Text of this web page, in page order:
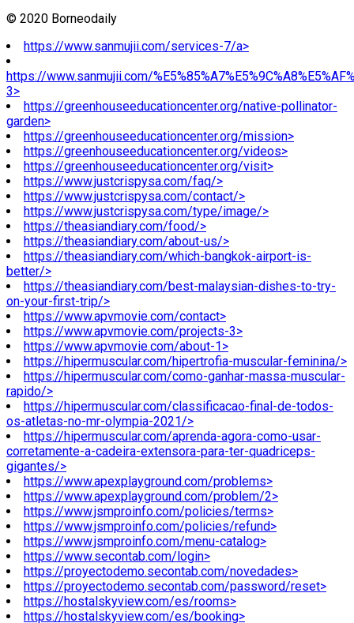
© 2020 Borneodaily
https://www.sanmujii.com/services-7/a>
https://www.sanmujii.com/
3>
https://greenhouseeducationcenter.org/native-pollinator-
garden>
https://greenhouseeducationcenter.org/mission>
https://greenhouseeducationcenter.org/videos>
https://greenhouseeducationcenter.org/visit>
https://www.justcrispysa.com/faq/>
https://www.justcrispysa.com/contact/>
https://www.justcrispysa.com/type/image/>
https://theasiandiary.com/food/>
https://theasiandiary.com/about-us/>
https://theasiandiary.com/which-bangkok-airport-is-
better/>
https://theasiandiary.com/best-malaysian-dishes-to-try-
on-your-first-trip/>
https://www.apvmovie.com/contact>
https://www.apvmovie.com/projects-3>
https://www.apvmovie.com/about-1>
https://hipermuscular.com/hipertrofia-muscular-feminina/>
https://hipermuscular.com/como-ganhar-massa-muscular-
rapido/>
https://hipermuscular.com/classificacao-final-de-todos-
os-atletas-no-mr-olympia-2021/>
https://hipermuscular.com/aprenda-agora-como-usar-
corretamente-a-cadeira-extensora-para-ter-quadriceps-
gigantes/>
https://www.apexplayground.com/problems>
https://www.apexplayground.com/problem/2>
https://www.jsmproinfo.com/policies/terms>
https://www.jsmproinfo.com/policies/refund>
https://www.jsmproinfo.com/menu-catalog>
https://www.secontab.com/login>
https://proyectodemo.secontab.com/novedades>
https://proyectodemo.secontab.com/password/reset>
https://hostalskyview.com/es/rooms>
https://hostalskyview.com/es/booking>